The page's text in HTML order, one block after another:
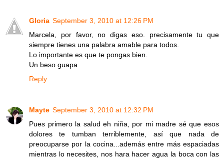
Gloria September 3, 2010 at 12:26 PM
Marcela, por favor, no digas eso. precisamente tu que
siempre tienes una palabra amable para todos.
Lo importante es que te pongas bien.
Un beso guapa
Reply
Mayte September 3, 2010 at 12:32 PM
Pues primero la salud eh niña, por mi madre sé que esos
dolores te tumban terriblemente, así que nada de
preocuparse por la cocina...además entre más espaciadas
mientras lo necesites, nos hara hacer agua la boca con las